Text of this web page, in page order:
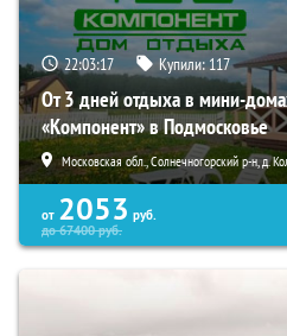
22:03:15 Купили: 117
От 3 дней отдыха в мини-
«Компонент» в Подмосковье
Московская обл., Солнечногорский р-н, д.
от 2053 руб.
до67400руб.